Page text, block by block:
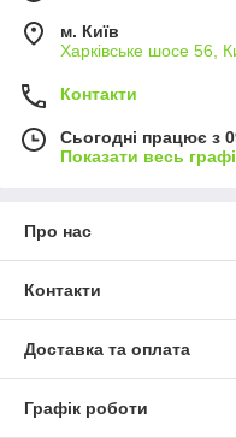
м. Київ
Харківське шосе 56,
Контакти
Сьогодні працює з
Показати весь
Про нас
Контакти
Доставка та оплата
Графік роботи